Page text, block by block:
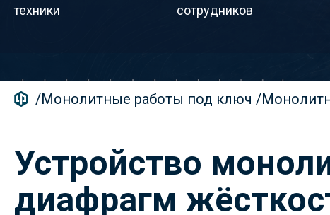
техники
сотрудников
/Монолитные работы под ключ /
Устройство
диафрагм